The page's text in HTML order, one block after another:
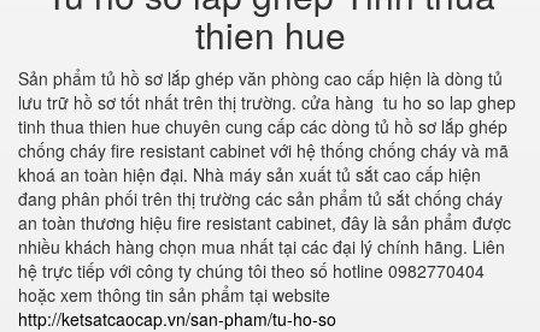
thien hue
Sản phẩm tủ hồ sơ lắp ghép văn phòng cao cấp hiện là dòng tủ
lưu trữ hồ sơ tốt nhất trên thị trường. cửa hàng tu ho so lap ghep
tinh thua thien hue chuyên cung cấp các dòng tủ hồ sơ lắp ghép
chống cháy fire resistant cabinet với hệ thống chống cháy và mã
khoá an toàn hiện đại. Nhà máy sản xuất tủ sắt cao cấp hiện
đang phân phối trên thị trường các sản phẩm tủ sắt chống cháy
an toàn thương hiệu fire resistant cabinet, đây là sản phẩm được
nhiều khách hàng chọn mua nhất tại các đại lý chính hãng. Liên
hệ trực tiếp với công ty chúng tôi theo số hotline 0982770404
hoặc xem thông tin sản phẩm tại website
http://ketsatcaocap.vn/san-pham/tu-ho-so